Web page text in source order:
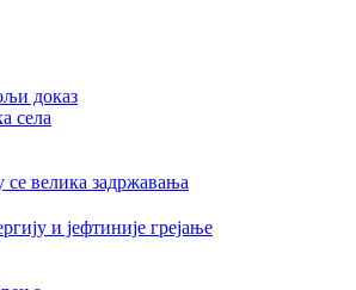
доказ
села
велика задржавања
и јефтиније грејање